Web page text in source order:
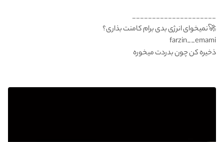
_____________________
farzin__emami